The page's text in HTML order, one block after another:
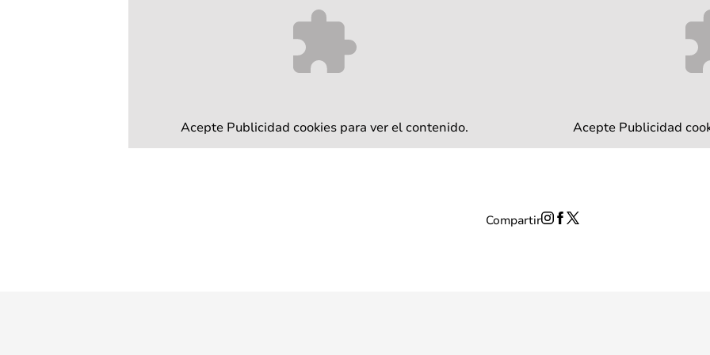
Acepte Publicidad cookies para ver el contenido. Acepte Publicidad
Compartir